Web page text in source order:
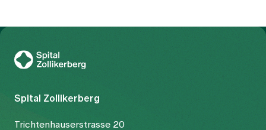
Spital Zollikerberg
Trichtenhauserstrasse 20